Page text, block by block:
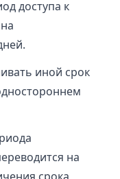
доступа к
иной срок
на